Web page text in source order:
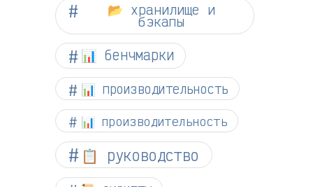
📂 хранилище и
бэкапы
📊 бенчмарки
📊 производительность
📊 производительность
📋 руководство